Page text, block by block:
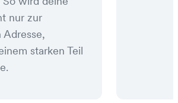
nur zur
starken Teil